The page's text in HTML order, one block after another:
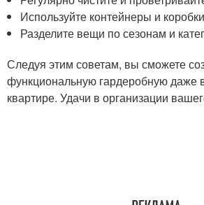
Используйте контейнеры и
Разделите вещи по сезонам и
Следуя этим советам, вы сможете
функциональную гардеробную даже
квартире. Удачи в организации